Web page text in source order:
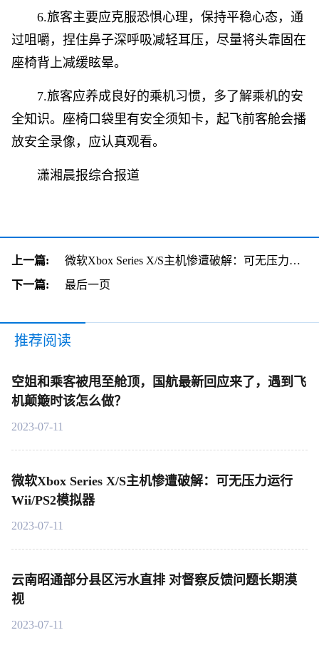
6.旅客主要应克服恐惧心理，保持平稳心态，通
过咀嚼，捏住鼻子深呼吸减轻耳压，尽量将头靠固在
座椅背上减缓眩晕。
7.旅客应养成良好的乘机习惯，多了解乘机的安
全知识。座椅口袋里有安全须知卡，起飞前客舱会播
放安全录像，应认真观看。
潇湘晨报综合报道
上一篇:
微软Xbox Series X/S主机惨遭破解：可无压力运行Wii/PS2模拟器
下一篇:
最后一页
推荐阅读
空姐和乘客被甩至舱顶，国航最新回应来了，遇到飞
机颠簸时该怎么做？
2023-07-11
微软Xbox Series X/S主机惨遭破解：可无压力运行
Wii/PS2模拟器
2023-07-11
云南昭通部分县区污水直排 对督察反馈问题长期漠
视
2023-07-11